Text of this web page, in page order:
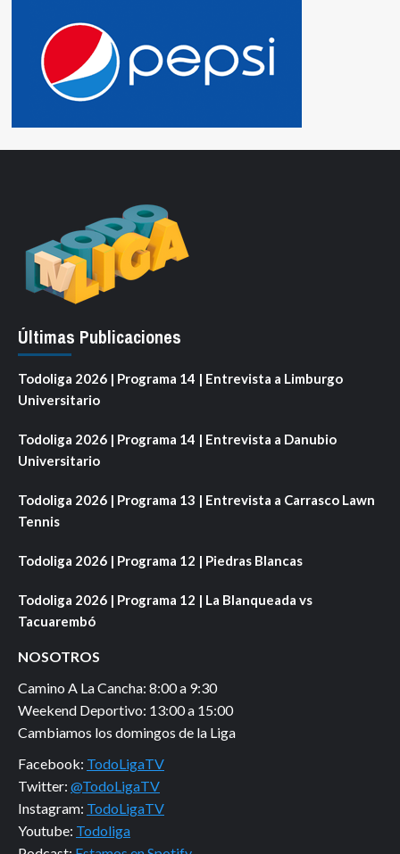
Últimas Publicaciones
Todoliga 2026 | Programa 14 | Entrevista a Limburgo
Universitario
Todoliga 2026 | Programa 14 | Entrevista a Danubio
Universitario
Todoliga 2026 | Programa 13 | Entrevista a Carrasco Lawn
Tennis
Todoliga 2026 | Programa 12 | Piedras Blancas
Todoliga 2026 | Programa 12 | La Blanqueada vs
Tacuarembó
NOSOTROS
Camino A La Cancha: 8:00 a 9:30
Weekend Deportivo: 13:00 a 15:00
Cambiamos los domingos de la Liga
Facebook: TodoLigaTV
Twitter: @TodoLigaTV
Instagram: TodoLigaTV
Youtube: Todoliga